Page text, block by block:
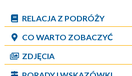
RELACJA Z PODRÓŻY
CO WARTO ZOBACZYĆ
ZDJĘCIA